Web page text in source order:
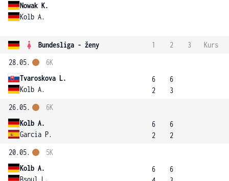
Nowak K.
Kolb A.
Bundesliga - ženy 1 2 3
Kurs
28.05.
Tvaroskova L.
Kolb A.
6K
6
2
6
3
26.05.
Kolb A.
Garcia P.
6K
6
2
6
2
20.05.
Kolb A.
Bsoul L.
5K
6
6